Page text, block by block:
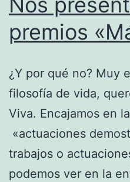
premios
¿Y por qué no? Muy
filosofía de vida,
Viva. Encajamos en
«actuaciones
trabajos o
podemos ver en la